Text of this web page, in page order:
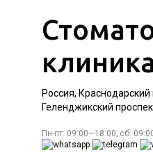
клиника
Россия,
Геленджикский
Пн-пт: 09:00—18:00; сб: